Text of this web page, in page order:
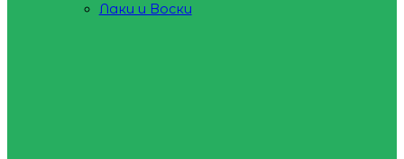
Лаки и Воски